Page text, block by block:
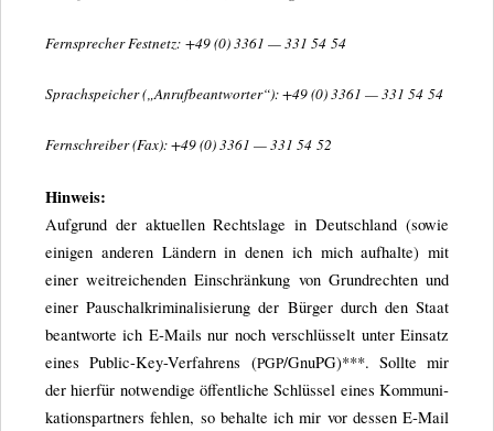
Fern­spre­cher Fest­netz: +49 (0) 3361 — 331 54 54
Sprach­spei­cher („Anruf­be­ant­wor­ter“):+49 (0) 3361 — 331 54 54
Fern­schrei­ber (Fax):+49 (0) 3361 — 331 54 52
Hin­weis:
Auf­grund der aktu­el­len Rechts­lage in Deutsch­land (sowie
eini­gen ande­ren Län­dern in denen ich mich auf­halte) mit
einer weit­rei­chen­den Ein­schrän­kung von Grund­rech­ten und
einer Pau­schal­kri­mi­na­li­sie­rung der Bür­ger durch den Staat
beant­worte ich E‑Mails nur noch ver­schlüs­selt unter Ein­satz
eines Public-Key-Ver­fah­rens (PGP/​GnuPG)***. Sollte mir
der hier­für not­wen­dige öffent­li­che Schlüs­sel eines Kom­mu­ni­
ka­ti­ons­part­ners feh­len, so behalte ich mir vor des­sen E‑Mail